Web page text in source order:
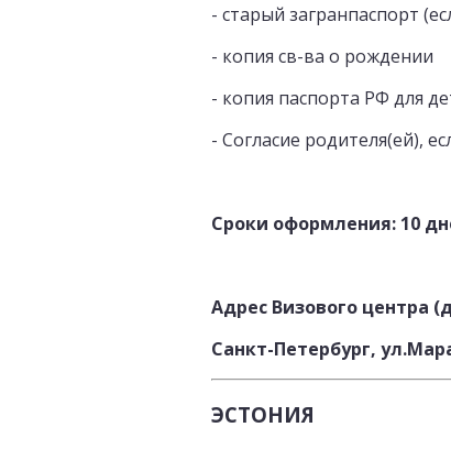
- старый загранпаспорт
- копия св-ва о рождении
- копия паспорта РФ для
- Согласие родителя(ей),
Сроки оформления: 10
Адрес Визового центра
Санкт-Петербург,
ЭСТОНИЯ